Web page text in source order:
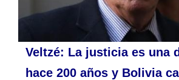
Veltzé: La justicia es una
hace 200 años y Bolivia